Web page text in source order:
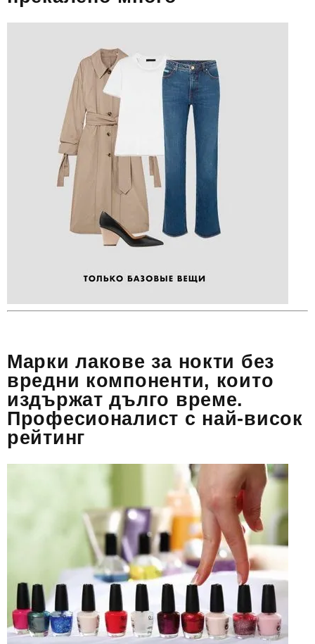
Марки лакове за нокти без
вредни компоненти, които
издържат дълго време.
Професионалист с най-висок
рейтинг